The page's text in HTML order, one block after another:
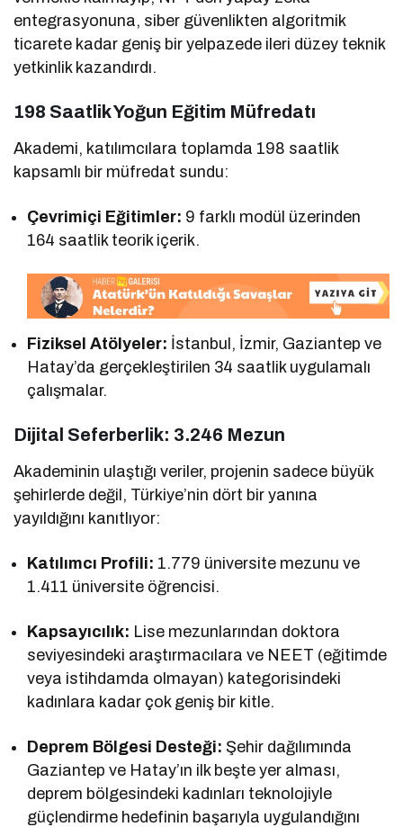
entegrasyonuna, siber güvenlikten algoritmik
ticarete kadar geniş bir yelpazede ileri düzey teknik
yetkinlik kazandırdı.
198 Saatlik Yoğun Eğitim Müfredatı
Akademi, katılımcılara toplamda 198 saatlik
kapsamlı bir müfredat sundu:
Çevrimiçi Eğitimler: 9 farklı modül üzerinden
164 saatlik teorik içerik.
Fiziksel Atölyeler: İstanbul, İzmir, Gaziantep ve
Hatay’da gerçekleştirilen 34 saatlik uygulamalı
çalışmalar.
Dijital Seferberlik: 3.246 Mezun
Akademinin ulaştığı veriler, projenin sadece büyük
şehirlerde değil, Türkiye’nin dört bir yanına
yayıldığını kanıtlıyor:
Katılımcı Profili: 1.779 üniversite mezunu ve
1.411 üniversite öğrencisi.
Kapsayıcılık: Lise mezunlarından doktora
seviyesindeki araştırmacılara ve NEET (eğitimde
veya istihdamda olmayan) kategorisindeki
kadınlara kadar çok geniş bir kitle.
Deprem Bölgesi Desteği: Şehir dağılımında
Gaziantep ve Hatay’ın ilk beşte yer alması,
deprem bölgesindeki kadınları teknolojiyle
güçlendirme hedefinin başarıyla uygulandığını